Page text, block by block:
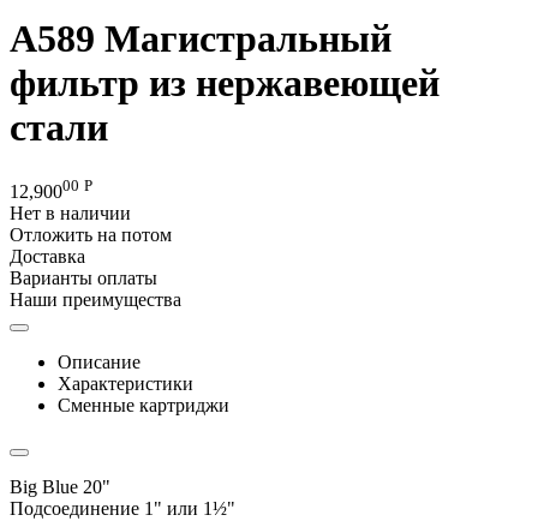
A589 Магистральный
фильтр из нержавеющей
стали
12,90000 Р
Нет в наличии
Отложить на потом
Доставка
Варианты оплаты
Наши преимущества
Описание
Характеристики
Сменные картриджи
Big Blue 20"
Подсоединение 1" или 1½"